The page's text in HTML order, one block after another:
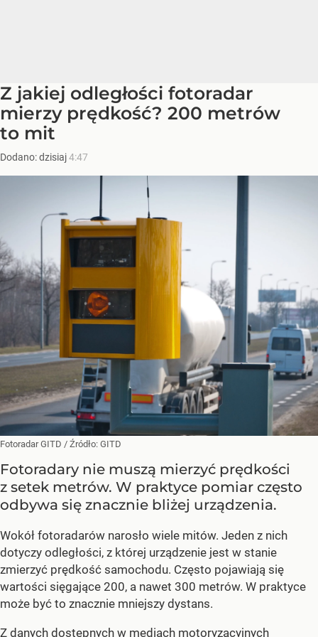
Z jakiej odległości fotoradar
mierzy prędkość? 200 metrów
to mit
Dodano:dzisiaj4:47
Fotoradar GITD / Źródło: GITD
Fotoradary nie muszą mierzyć prędkości
z setek metrów. W praktyce pomiar często
odbywa się znacznie bliżej urządzenia.
Wokół fotoradarów narosło wiele mitów. Jeden z nich
dotyczy odległości, z której urządzenie jest w stanie
zmierzyć prędkość samochodu. Często pojawiają się
wartości sięgające 200, a nawet 300 metrów. W praktyce
może być to znacznie mniejszy dystans.
Z danych dostępnych w mediach motoryzacyjnych